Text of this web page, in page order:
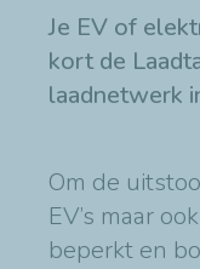
Je EV of
kort de
laadnetwerk
Om de
EV’s maar
beperkt en